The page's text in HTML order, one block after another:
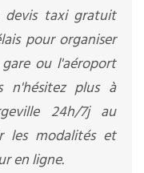
devis taxi gratuit
pour organiser
ou l'aéroport
n'hésitez plus à
24h/7j au
les modalités et
en ligne.